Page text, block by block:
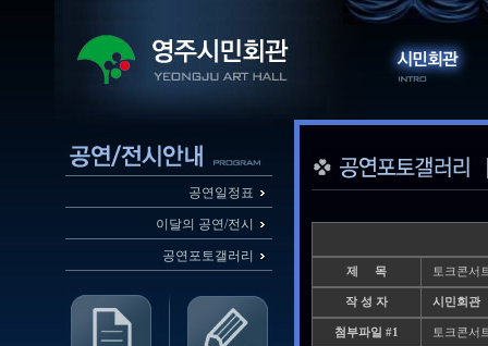
공연일정표
이달의 공연/전시
공연포토갤러리
제 목 토크콘서
작 성 자 시민회관
첨부파일 #1 토크콘서